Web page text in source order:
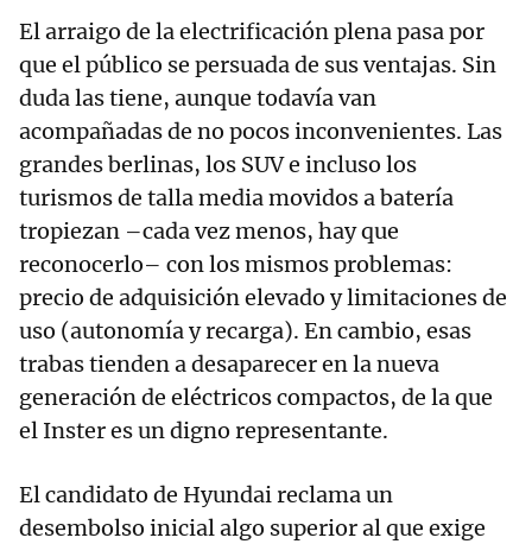
El arraigo de la electrificación plena pasa por
que el público se persuada de sus ventajas. Sin
duda las tiene, aunque todavía van
acompañadas de no pocos inconvenientes. Las
grandes berlinas, los SUV e incluso los
turismos de talla media movidos a batería
tropiezan –cada vez menos, hay que
reconocerlo– con los mismos problemas:
precio de adquisición elevado y limitaciones de
uso (autonomía y recarga). En cambio, esas
trabas tienden a desaparecer en la nueva
generación de eléctricos compactos, de la que
el Inster es un digno representante.
El candidato de Hyundai reclama un
desembolso inicial algo superior al que exige